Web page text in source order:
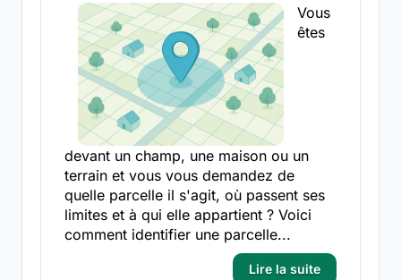
Vous
êtes
devant un champ, une maison ou un
terrain et vous vous demandez de
quelle parcelle il s'agit, où passent ses
limites et à qui elle appartient ? Voici
comment identifier une parcelle...
Lire la suite